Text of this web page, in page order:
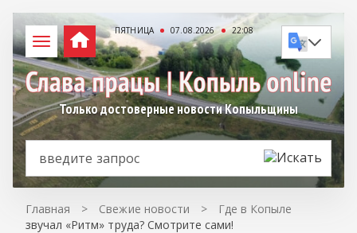
ПЯТНИЦА 07.08.2026 22:08
Только достоверные новости Копыльщины
Главная > Свежие новости >
Где в Копыле
звучал «Ритм» труда? Смотрите сами!